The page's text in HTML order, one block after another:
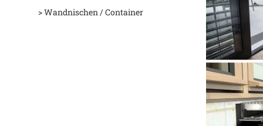
> Wandnischen / Container